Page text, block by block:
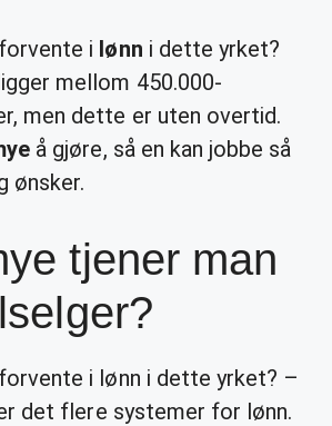
i lønn i dette yrket?
mellom 450.000-
men dette er uten overtid.
å gjøre, så en kan jobbe så
ønsker.
tjener man
i lønn i dette yrket? –
det flere systemer for lønn.